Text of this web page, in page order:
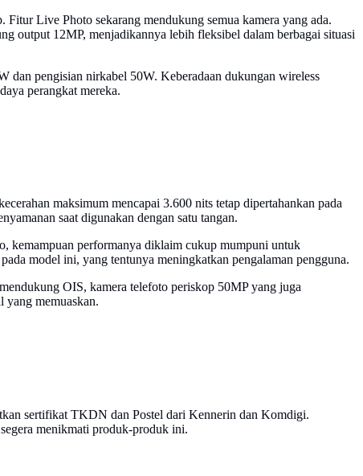
Live Photo sekarang mendukung semua kamera yang ada.
output 12MP, menjadikannya lebih fleksibel dalam berbagai situasi
dan pengisian nirkabel 50W. Keberadaan dukungan wireless
perangkat mereka.
maksimum mencapai 3.600 nits tetap dipertahankan pada
saat digunakan dengan satu tangan.
kemampuan performanya diklaim cukup mumpuni untuk
model ini, yang tentunya meningkatkan pengalaman pengguna.
OIS, kamera telefoto periskop 50MP yang juga
yang memuaskan.
sertifikat TKDN dan Postel dari Kennerin dan Komdigi.
menikmati produk-produk ini.